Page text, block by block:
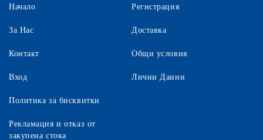
Начало
За Нас
Контакт
Вход
Регистрация
Доставка
Общи условия
Лични Данни
Политика за бисквитки
Рекламация и отказ от
закупена стока